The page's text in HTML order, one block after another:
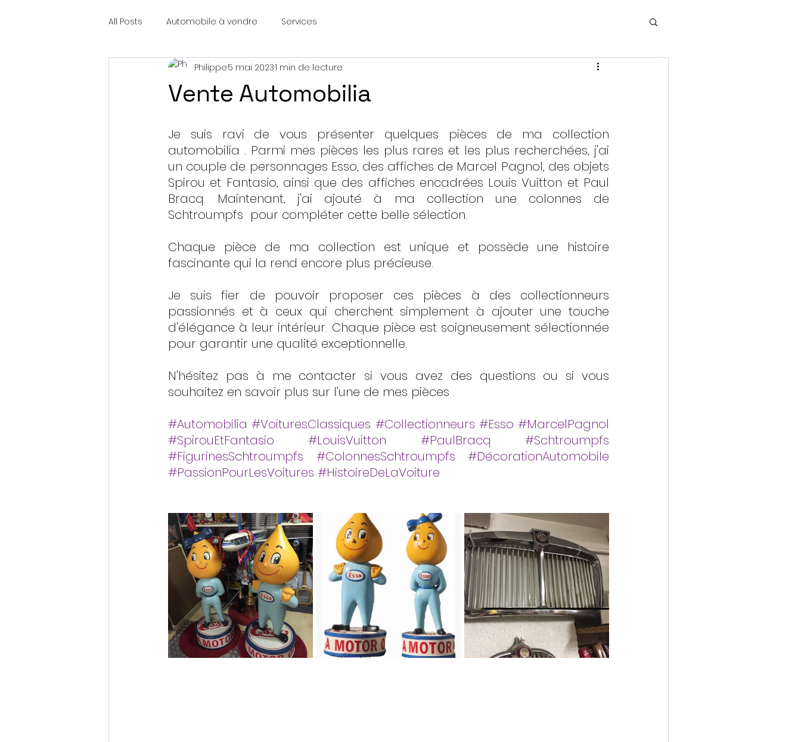
All Posts Automobile à vendre Services
Vente Automobilia
Philippe5 mai 20231 min de lecture
Je suis ravi de vous présenter quelques pièces de ma collection
automobilia . Parmi mes pièces les plus rares et les plus recherchées, j'ai
un couple de personnages Esso, des affiches de Marcel Pagnol, des objets
Spirou et Fantasio, ainsi que des affiches encadrées Louis Vuitton et Paul
Bracq. Maintenant, j'ai ajouté à ma collection une colonnes de
Schtroumpfs  pour compléter cette belle sélection.
Chaque pièce de ma collection est unique et possède une histoire
fascinante qui la rend encore plus précieuse.
Je suis fier de pouvoir proposer ces pièces à des collectionneurs
passionnés et à ceux qui cherchent simplement à ajouter une touche
d'élégance à leur intérieur. Chaque pièce est soigneusement sélectionnée
pour garantir une qualité exceptionnelle.
N'hésitez pas à me contacter si vous avez des questions ou si vous
souhaitez en savoir plus sur l'une de mes pièces .
#Automobilia #VoituresClassiques #Collectionneurs #Esso #MarcelPagnol
#SpirouEtFantasio
#LouisVuitton #PaulBracq
#Schtroumpfs
#FigurinesSchtroumpfs
#ColonnesSchtroumpfs
#DécorationAutomobile
#PassionPourLesVoitures #HistoireDeLaVoiture